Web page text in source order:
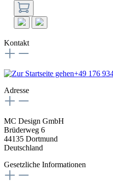
Kontakt
+49 176
Adresse
MC Design GmbH
Brüderweg 6
44135 Dortmund
Deutschland
Gesetzliche Informationen